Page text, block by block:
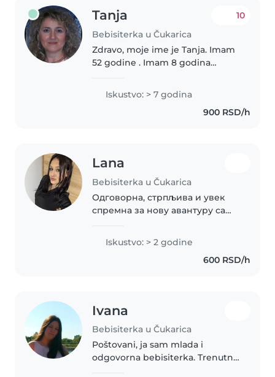
Tanja
Bebisiterka u Čukarica
10
Zdravo, moje ime je Tanja. Imam
52 godine . Imam 8 godina
od 0 do 10 godina, uključujući
negu novorodjenčadi i beba.
Odgovorna sam, strpljiva i
Iskustvo: > 7 godina
900 RSD/h
Lana
Bebisiterka u Čukarica
Одговорна, стрпљива и увек
спремна за нову авантуру са
кроз игру, смех и пажњу.
Iskustvo: > 2 godine
600 RSD/h
Ivana
Bebisiterka u Čukarica
Poštovani, ja sam mlada i
odgovorna bebisiterka. Trenutno